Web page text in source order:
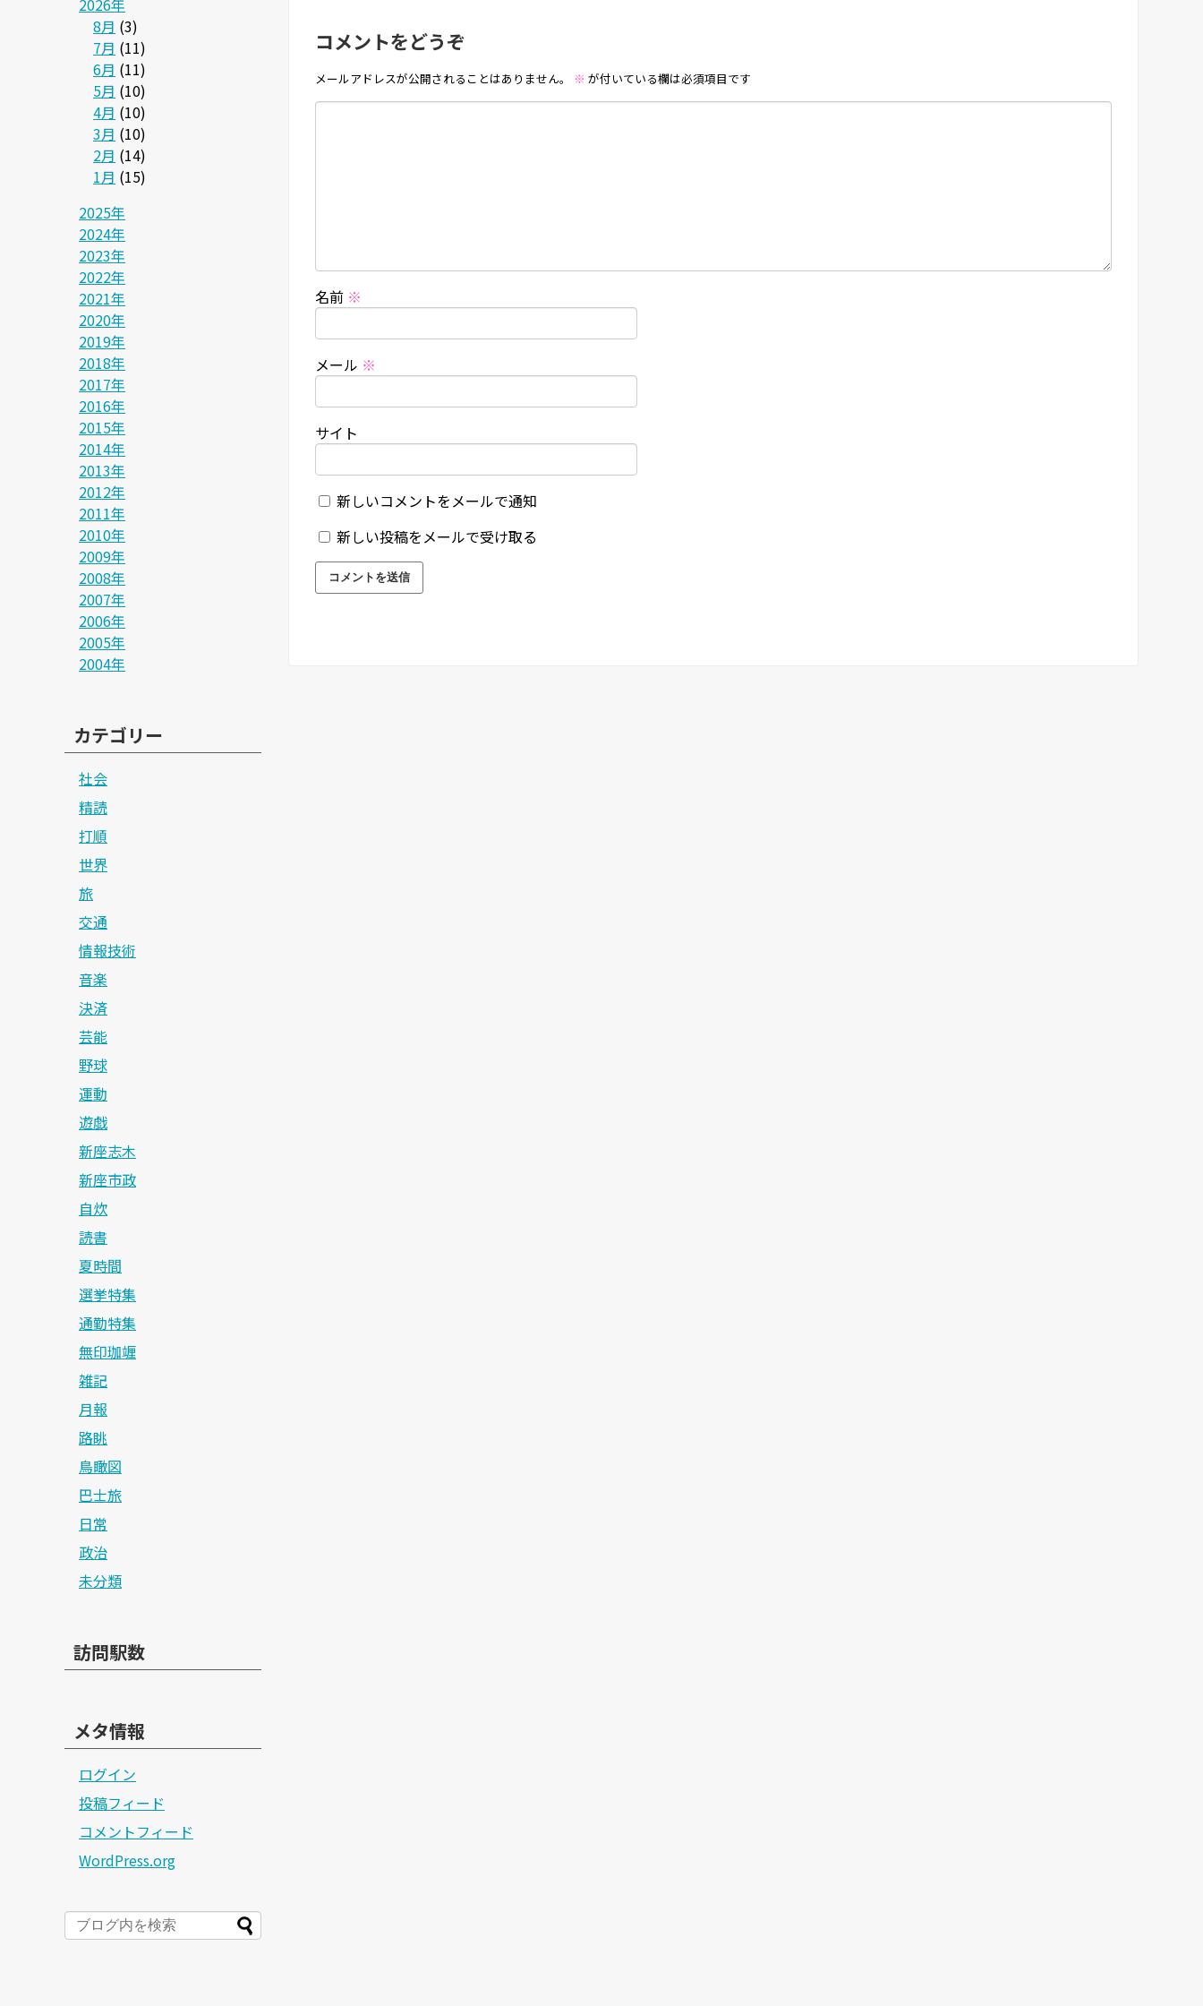
コメントをどうぞ
メールアドレスが公開されることはありません。 ※ が付いている欄は必須項目です
名前 ※
メール ※
サイト
新しいコメントをメールで通知
新しい投稿をメールで受け取る
2026年
8月 (3)
7月 (11)
6月 (11)
5月 (10)
4月 (10)
3月 (10)
2月 (14)
1月 (15)
2025年
2024年
2023年
2022年
2021年
2020年
2019年
2018年
2017年
2016年
2015年
2014年
2013年
2012年
2011年
2010年
2009年
2008年
2007年
2006年
2005年
2004年
カテゴリー
社会
精読
打順
世界
旅
交通
情報技術
音楽
決済
芸能
野球
運動
遊戯
新座志木
新座市政
自炊
読書
夏時間
選挙特集
通勤特集
無印珈竰
雑記
月報
路眺
鳥瞰図
巴士旅
日常
政治
未分類
訪問駅数
メタ情報
ログイン
投稿フィード
コメントフィード
WordPress.org